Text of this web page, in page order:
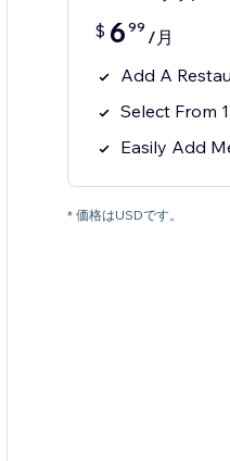
$ 6 99 /月
Add A
Select From
Easily Add
* 価格はUSDです。